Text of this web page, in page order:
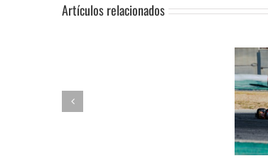
Artículos relacionados